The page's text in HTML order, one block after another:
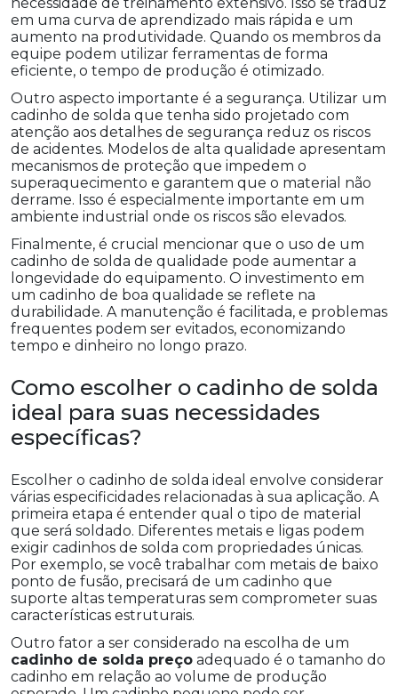
em uma curva de aprendizado mais rápida e um
aumento na produtividade. Quando os membros da
equipe podem utilizar ferramentas de forma
eficiente, o tempo de produção é otimizado.
Outro aspecto importante é a segurança. Utilizar um
cadinho de solda que tenha sido projetado com
atenção aos detalhes de segurança reduz os riscos
de acidentes. Modelos de alta qualidade apresentam
mecanismos de proteção que impedem o
superaquecimento e garantem que o material não
derrame. Isso é especialmente importante em um
ambiente industrial onde os riscos são elevados.
Finalmente, é crucial mencionar que o uso de um
cadinho de solda de qualidade pode aumentar a
longevidade do equipamento. O investimento em
um cadinho de boa qualidade se reflete na
durabilidade. A manutenção é facilitada, e problemas
frequentes podem ser evitados, economizando
tempo e dinheiro no longo prazo.
Como escolher o cadinho de solda
ideal para suas necessidades
específicas?
Escolher o cadinho de solda ideal envolve considerar
várias especificidades relacionadas à sua aplicação. A
primeira etapa é entender qual o tipo de material
que será soldado. Diferentes metais e ligas podem
exigir cadinhos de solda com propriedades únicas.
Por exemplo, se você trabalhar com metais de baixo
ponto de fusão, precisará de um cadinho que
suporte altas temperaturas sem comprometer suas
características estruturais.
Outro fator a ser considerado na escolha de um
cadinho de solda preço adequado é o tamanho do
cadinho em relação ao volume de produção